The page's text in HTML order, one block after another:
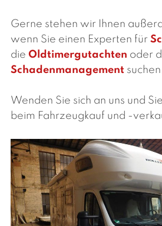
Gerne stehen wir Ihnen
wenn Sie einen Experten für
die Oldtimergutachten oder
Schadenmanagement
Wenden Sie sich an uns und
beim Fahrzeugkauf und -